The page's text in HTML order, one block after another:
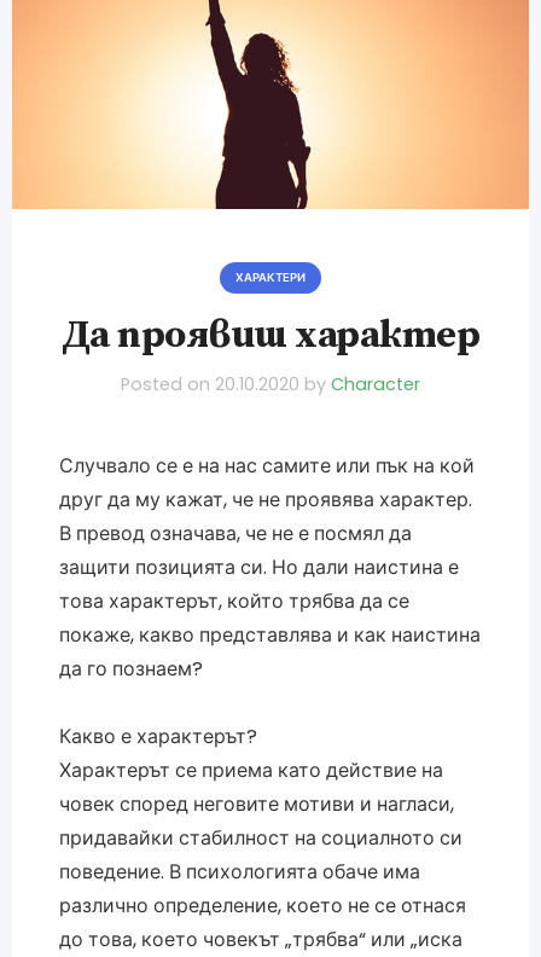
ХАРАКТЕРИ
Да проявиш характер
Posted on 20.10.2020 by Character
Случвало се е на нас самите или пък на кой
друг да му кажат, че не проявява характер.
В превод означава, че не е посмял да
защити позицията си. Но дали наистина е
това характерът, който трябва да се
покаже, какво представлява и как наистина
да го познаем?
Какво е характерът?
Характерът се приема като действие на
човек според неговите мотиви и нагласи,
придавайки стабилност на социалното си
поведение. В психологията обаче има
различно определение, което не се отнася
до това, което човекът „трябва“ или „иска